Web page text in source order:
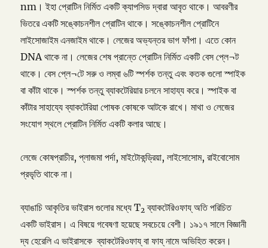
nm। ইহা প্রোটিন নির্মিত একটি ক্যাপসিড দ্বারা আবৃত থাকে। আবরণীর
ভিতরে একটি সঙ্কোচনশীল প্রোটিন থাকে। সঙ্কোচনশীল প্রোটিনে
লাইসোজাইম এনজাইম থাকে। লেজের অভ্যন্তর ভাগ ফাঁপা। এতে কোন
DNA থাকে না। লেজের শেষ প্রান্তে প্রোটিন নির্মিত একটি বেস প্লে¬ট
থাকে। বেস প্লে¬টে সরু ও লম্বা ৬টি স্পর্শক তন্তু এবং কতক গুলো স্পাইক
বা কাঁটা থাকে। স্পর্শক তন্তু ব্যাকটেরিয়ার চলনে সাহায্য করে। স্পাইক বা
কাঁটার সাহায্যে ব্যাকটেরিয়া পোষক কোষকে আটকে রাখে। মাথা ও লেজের
সংযোগ স্থলে প্রোটিন নির্মিত একটি কলার আছে।
লেজে কোষপ্রাচীর, প্লাজমা পর্দা, মাইটোকন্ড্রিয়া, লাইসোসোম, রাইবোসোম
প্রভৃতি থাকে না।
ব্যাঙাচি আকৃতির ভাইরাস গুলোর মধ্যে T2 ব্যাকটেরিওফায্ অতি পরিচিত
একটি ভাইরাস। এ বিষয়ে গবেষণা হয়েছে সবচেয়ে বেশী। ১৯১৭ সালে বিজ্ঞানী
দ্য হেরেলি এ ভাইরাসকে ব্যাকটেরিওফায্ বা ফায্ নামে অভিহিত করেন।